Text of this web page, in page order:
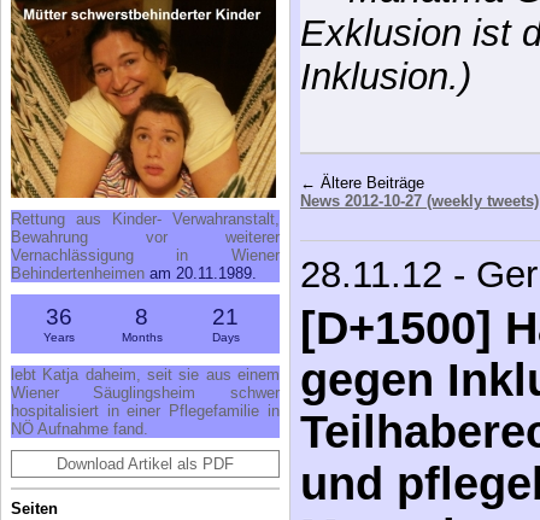
Rettung aus Kinder- Verwahranstalt,
Bewahrung vor weiterer
Vernachlässigung in Wiener
Behindertenheimen am 20.11.1989.
36
Years
8
Months
21
Days
lebt Katja daheim, seit sie aus einem
Wiener Säuglingsheim schwer
hospitalisiert in einer Pflegefamilie in
NÖ Aufnahme fand.
Download Artikel als PDF
Seiten
—Heraklit
News 2012-10-27 (weekly tweets)
28.11.12 -
[D+1500]
gegen
und
Menschen